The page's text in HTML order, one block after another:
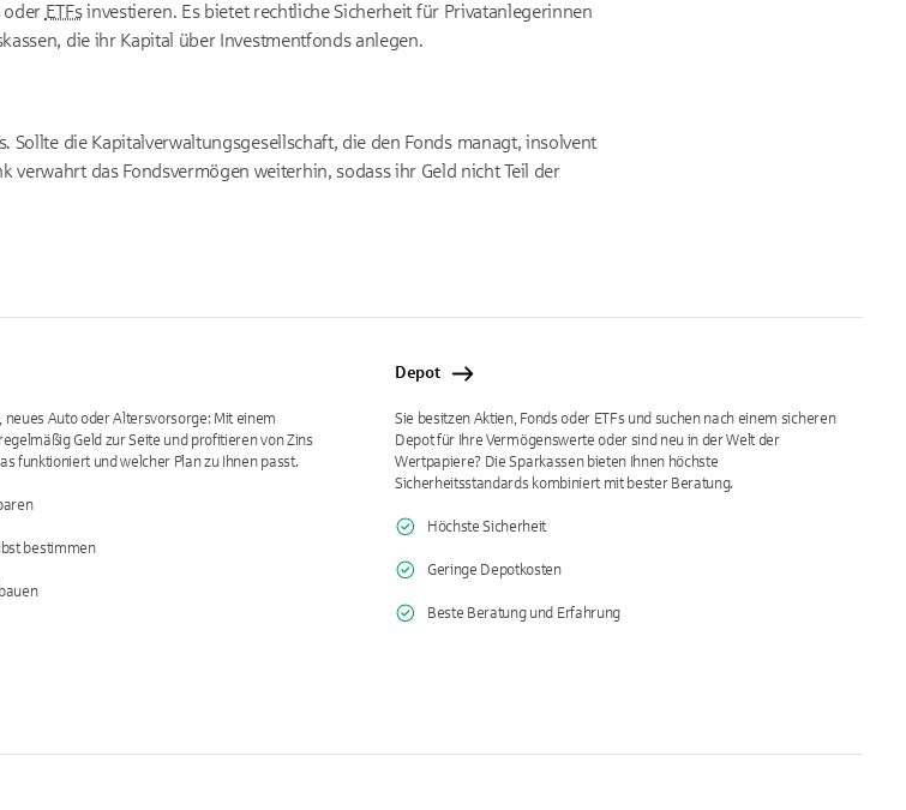
oder ETFsinvestieren. Es bietet rechtliche Sicherheit für Privatanlegerinnen
die ihr Kapital über Investmentfonds anlegen.
die Kapitalverwaltungsgesellschaft, die den Fonds managt, insolvent
das Fondsvermögen weiterhin, sodass ihr Geld nicht Teil der
neues Auto oder Altersvorsorge: Mit einem
Geld zur Seite und profitieren von Zins
funktioniert und welcher Plan zu Ihnen passt.
bestimmen
Depot
Sie besitzen Aktien, Fonds oder ETFs und suchen nach einem sicheren
Depot für Ihre Vermögenswerte oder sind neu in der Welt der
Wertpapiere? Die Sparkassen bieten Ihnen höchste
Sicherheitsstandards kombiniert mit bester Beratung.
Höchste Sicherheit
Geringe Depotkosten
Beste Beratung und Erfahrung